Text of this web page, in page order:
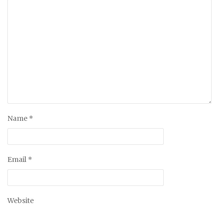
Name *
Email *
Website